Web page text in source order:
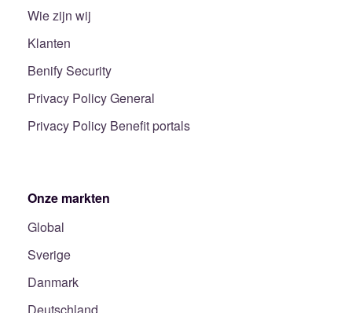
Wie zijn wij
Klanten
Benify Security
Privacy Policy General
Privacy Policy Benefit portals
Onze markten
Global
Sverige
Danmark
Deutschland